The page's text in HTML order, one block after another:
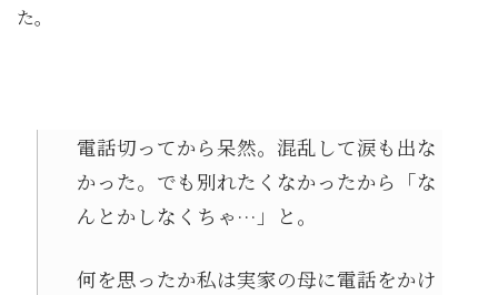
た。
電話切ってから呆然。混乱して涙も出な
かった。でも別れたくなかったから「な
んとかしなくちゃ…」と。
何を思ったか私は実家の母に電話をかけ